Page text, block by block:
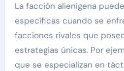
La facción alienígena
específicas cuando se
facciones rivales que
estrategias únicas. Por
que se especializan en